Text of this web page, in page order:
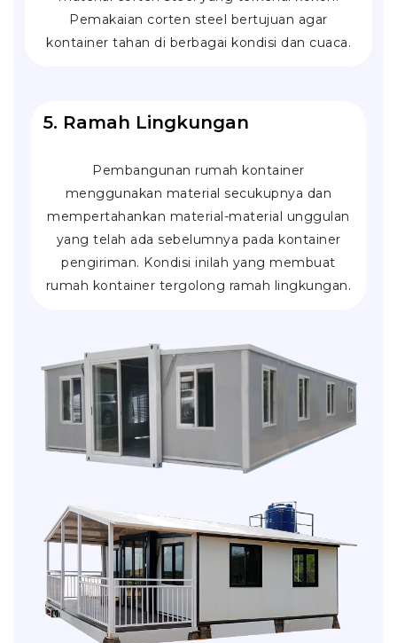
Pemakaian corten steel bertujuan agar
kontainer tahan di berbagai kondisi dan cuaca.
5. Ramah Lingkungan
Pembangunan rumah kontainer
menggunakan material secukupnya dan
mempertahankan material-material unggulan
yang telah ada sebelumnya pada kontainer
pengiriman. Kondisi inilah yang membuat
rumah kontainer tergolong ramah lingkungan.